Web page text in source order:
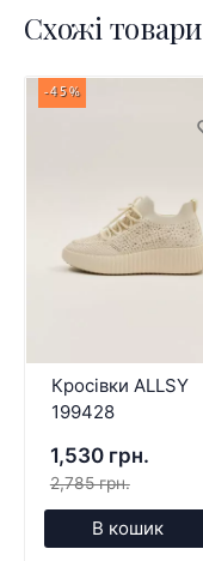
Схожі товари
-45%
Кросівки ALLSY
199428
1,530 грн.
2,785 грн.
В кошик